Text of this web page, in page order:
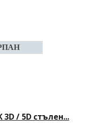
3D / 5D стълен...